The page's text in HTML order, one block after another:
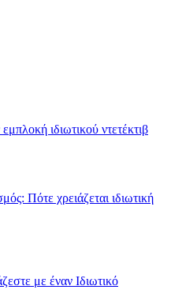
ιδιωτικού ντετέκτιβ
Πότε χρειάζεται ιδιωτική
με έναν Ιδιωτικό